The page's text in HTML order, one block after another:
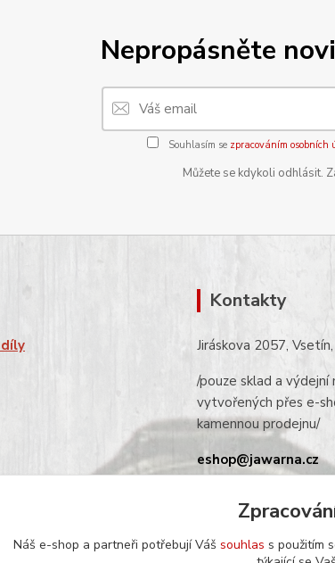
Nepropásněte
Souhlasím se zpracováním osobních
Můžete se kdykoli odhlásit.
díly
Kontakty
Jiráskova 2057,
/pouze sklad a
vytvořených přes e-
kamennou prodejnu/
eshop@jawarna.cz
tel.: +420 608 369
(po-pá 9h-16h)
Náš e-shop a partneři potřebují Váš souhlas s použitím